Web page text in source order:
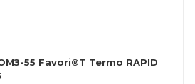
55 Favori®T Termo RAPID